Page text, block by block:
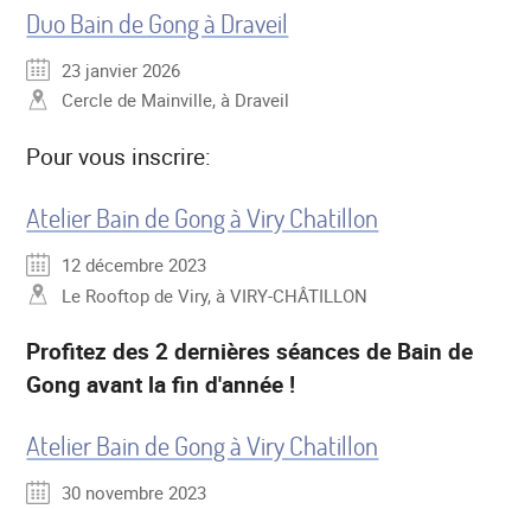
Duo Bain de Gong à Draveil
23 janvier 2026
Cercle de Mainville, à Draveil
Pour vous inscrire:
Atelier Bain de Gong à Viry Chatillon
12 décembre 2023
Le Rooftop de Viry, à VIRY-CHÂTILLON
Profitez des 2 dernières séances de Bain de
Gong avant la fin d'année !
Atelier Bain de Gong à Viry Chatillon
30 novembre 2023